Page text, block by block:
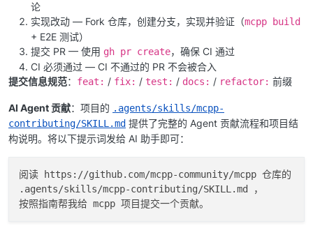
论
实现改动 — Fork 仓库，创建分支，实现并验证（mcpp build
+ E2E 测试）
提交 PR — 使用 gh pr create，确保 CI 通过
CI 必须通过 — CI 不通过的 PR 不会被合入
提交信息规范： feat: / fix: / test: / docs: / refactor: 前缀
AI Agent 贡献：项目的 .agents/skills/mcpp-
contributing/SKILL.md 提供了完整的 Agent 贡献流程和项目结
构说明。将以下提示词发给 AI 助手即可：
阅读 https://github.com/mcpp-community/mcpp 仓库的
.agents/skills/mcpp-contributing/SKILL.md ，